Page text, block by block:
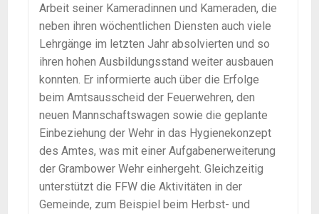
Arbeit seiner Kameradinnen und Kameraden, die
neben ihren wöchentlichen Diensten auch viele
Lehrgänge im letzten Jahr absolvierten und so
ihren hohen Ausbildungsstand weiter ausbauen
konnten. Er informierte auch über die Erfolge
beim Amtsausscheid der Feuerwehren, den
neuen Mannschaftswagen sowie die geplante
Einbeziehung der Wehr in das Hygienekonzept
des Amtes, was mit einer Aufgabenerweiterung
der Grambower Wehr einhergeht. Gleichzeitig
unterstützt die FFW die Aktivitäten in der
Gemeinde, zum Beispiel beim Herbst- und